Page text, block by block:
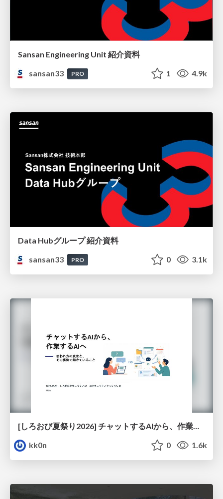
Sansan Engineering Unit 紹介資料
sansan33
PRO 1 4.9k
Data Hubグループ 紹介資料
sansan33
PRO 0 3.1k
[しろおび夏祭り2026] チャットするAIから、作業するAIへ - 使われ方の変化と、その裏側で起きていること
kk0n
0 1.6k